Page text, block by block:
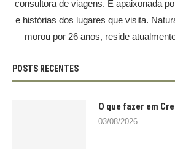
consultora de viagens. É apaixonada
e histórias dos lugares que visita.
morou por 26 anos, reside
POSTS RECENTES
O que fazer em
03/08/2026